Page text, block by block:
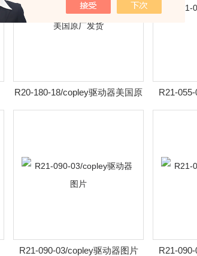
R20-180-18/copley驱动器美国原
厂发货
R21-
R21-090-03/copley驱动器图片 R21-